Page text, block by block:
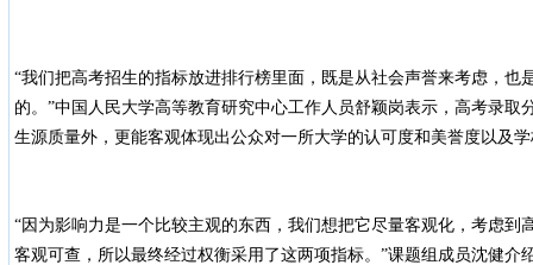
“我们把高考招生的指标放进排行榜里面，既是从社会声誉来考虑，也
的。”中国人民大学高等教育研究中心工作人员舒颖岗表示，高考录取
生源质量外，更能客观体现出公众对一所大学的认可度和美誉度以及
“因为影响力是一个比较主观的东西，我们想把它尽量客观化，考虑到
客观可查，所以最终经过权衡采用了这两项指标。”课题组成员沈健介